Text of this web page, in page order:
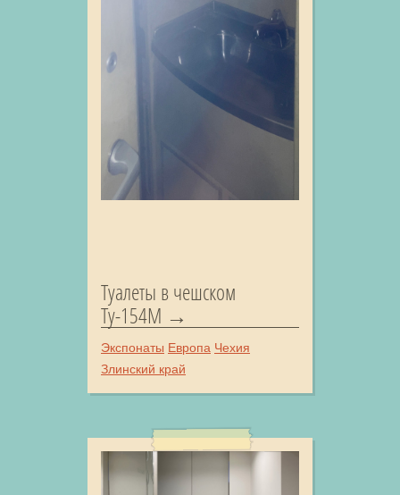
Туалеты в чешском
Ту-154М
Экспонаты Европа Чехия
Злинский край